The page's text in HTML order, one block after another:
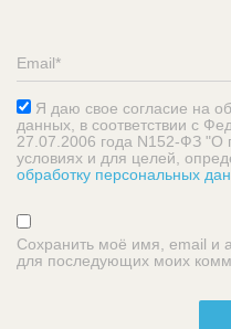
Я даю свое согласие на
данных, в соответствии с
27.07.2006 года N152-ФЗ "О
условиях и для целей,
обработку персональных
Сохранить моё имя, email и
для последующих моих